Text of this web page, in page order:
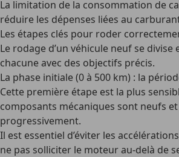
La limitation de la consommation de
réduire les dépenses liées au
Les étapes clés pour roder
Le rodage d’un véhicule neuf se divise
chacune avec des objectifs précis.
La phase initiale (0 à 500 km) : la
Cette première étape est la plus
composants mécaniques sont neufs
progressivement.
Il est essentiel d’éviter les
ne pas solliciter le moteur au-delà de